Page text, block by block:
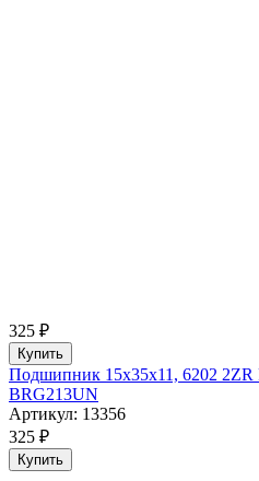
325 ₽
Купить
Подшипник 15x35x11, 6202 2ZR
BRG213UN
Артикул: 13356
325 ₽
Купить